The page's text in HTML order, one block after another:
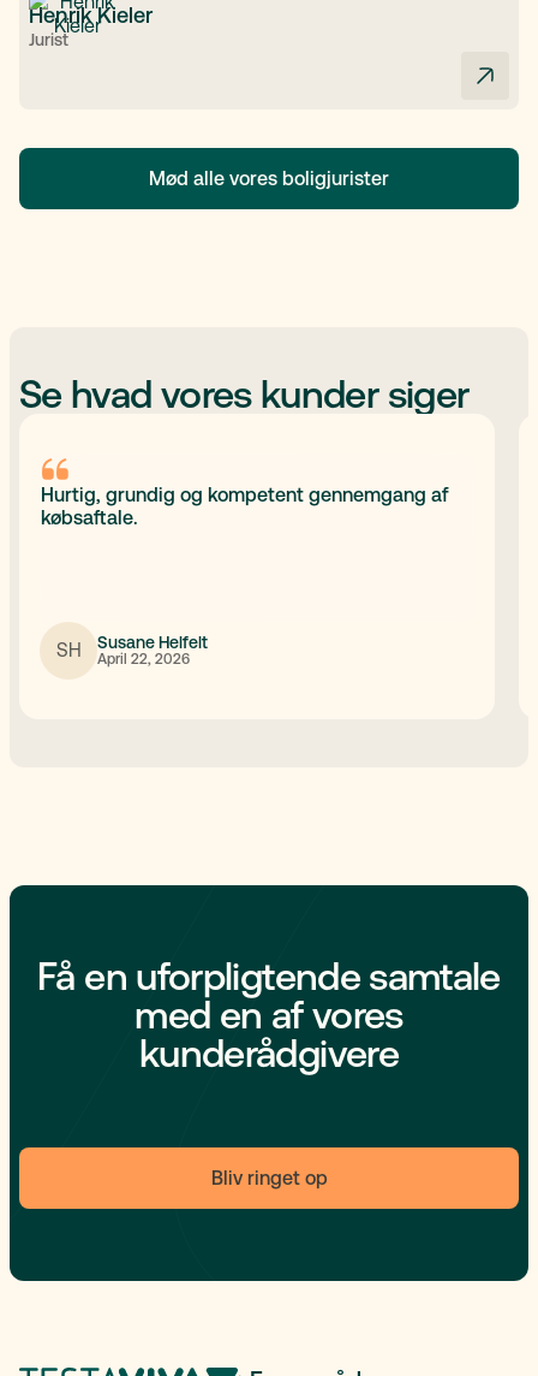
Henrik Kieler
Jurist
Mød alle vores boligjurister
Se hvad vores kunder siger
Hurtig, grundig og kompetent gennemgang af
købsaftale.
SH Susane Helfelt
April 22, 2026
Få en uforpligtende samtale
med en af vores
kunderådgivere
Bliv ringet op